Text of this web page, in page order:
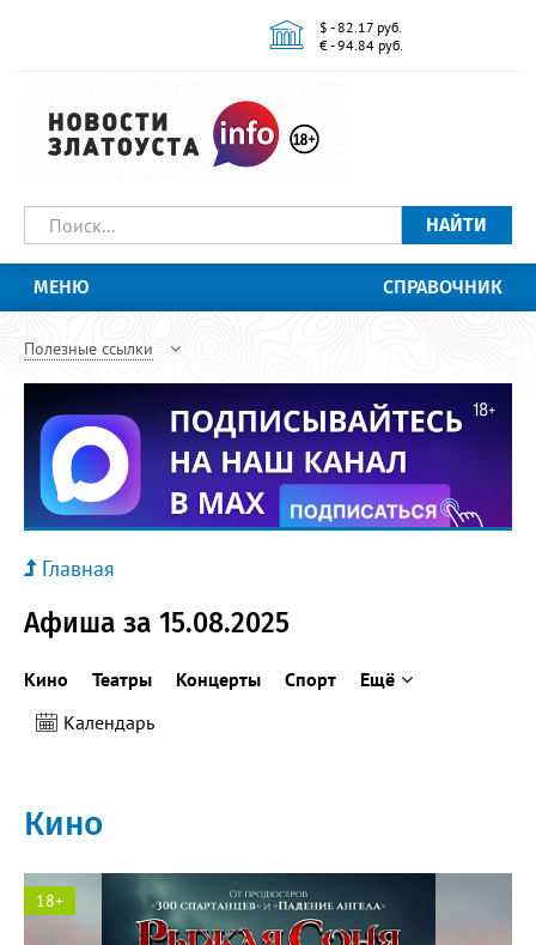
$ - 82.17 руб.
€ - 94.84 руб.
НАЙТИ
МЕНЮ СПРАВОЧНИК
Полезные ссылки
Главная
Афиша за 15.08.2025
Кино Театры Концерты Спорт
Ещё
Календарь
Кино
18+